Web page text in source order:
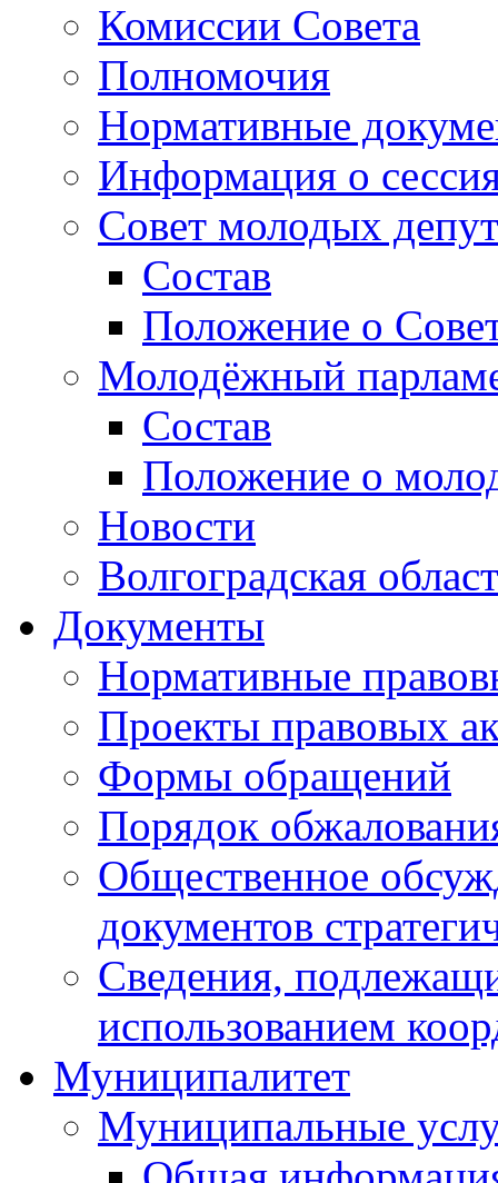
Комиссии Совета
Полномочия
Нормативные
Информация о
Совет молодых
Состав
Положение о
Молодёжный
Состав
Положение о
Новости
Волгоградская
Документы
Нормативные
Проекты правовых
Формы обращений
Порядок
Общественное
документов
Сведения,
использованием
Муниципалитет
Муниципальные